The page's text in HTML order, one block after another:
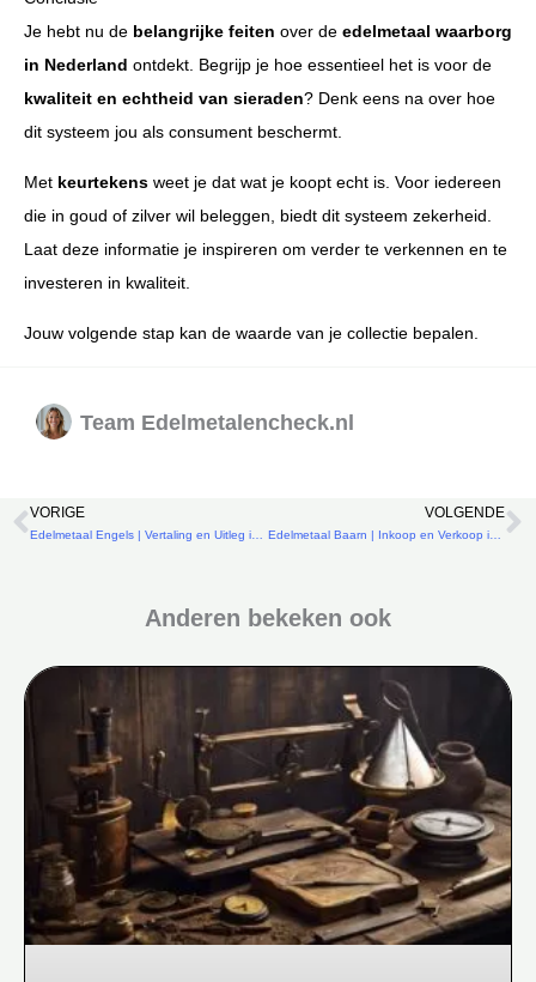
Je hebt nu de belangrijke feiten over de edelmetaal waarborg
in Nederland ontdekt. Begrijp je hoe essentieel het is voor de
kwaliteit en echtheid van sieraden? Denk eens na over hoe
dit systeem jou als consument beschermt.
Met keurtekens weet je dat wat je koopt echt is. Voor iedereen
die in goud of zilver wil beleggen, biedt dit systeem zekerheid.
Laat deze informatie je inspireren om verder te verkennen en te
investeren in kwaliteit.
Jouw volgende stap kan de waarde van je collectie bepalen.
Team Edelmetalencheck.nl
Vorige
VORIGE VOLGENDE
Edelmetaal Baarn | Inkoop en Verkoop in Één Overzicht
Anderen bekeken ook